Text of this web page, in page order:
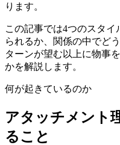
ります。
この記事では4つのスタ
られるか、関係の中でど
ターンが望む以上に物事
かを解説します。
何が起きているのか
アタッチメント
ること